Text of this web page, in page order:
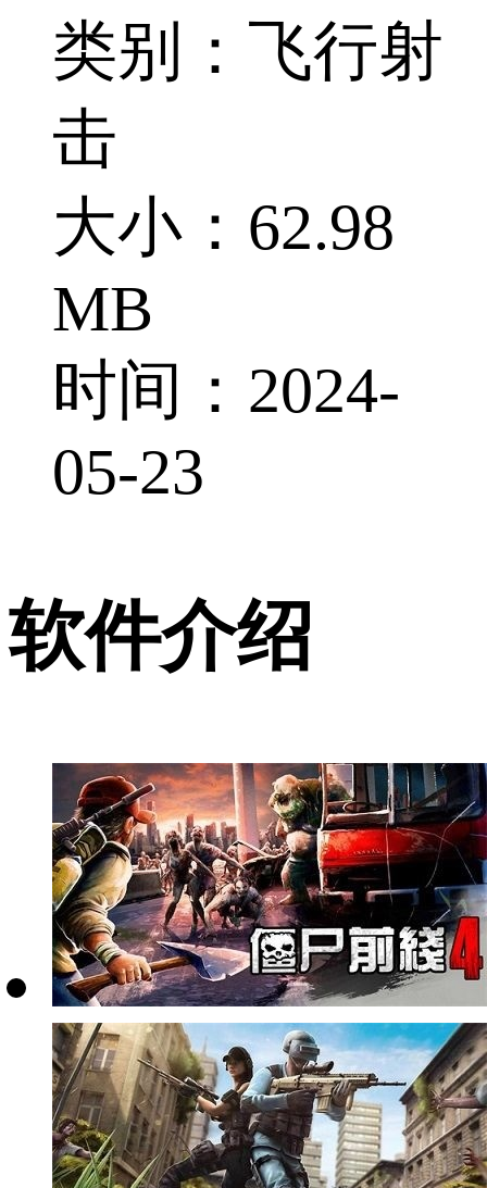
类别：飞行射
击
大小：62.98
MB
时间：2024-
05-23
软件介绍